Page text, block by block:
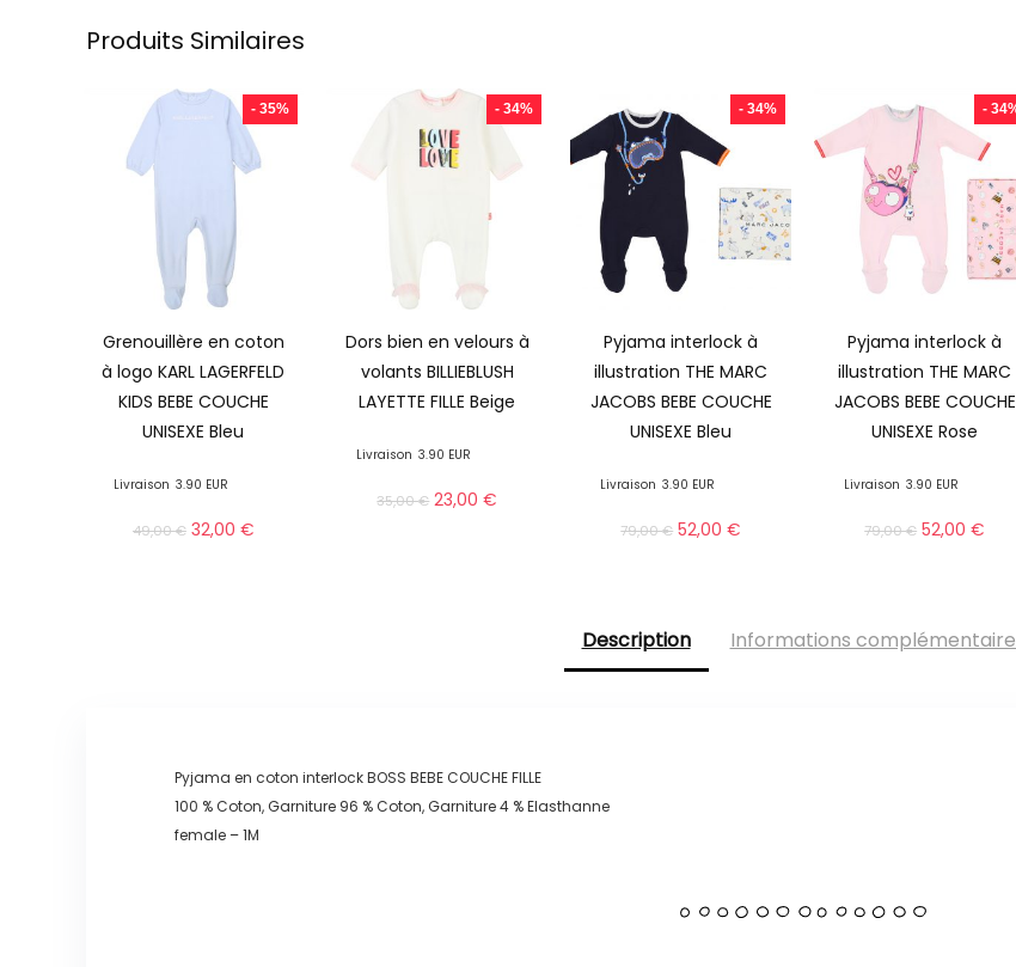
Produits Similaires
- 35%
Grenouillère en coton
à logo KARL LAGERFELD
KIDS BEBE COUCHE
UNISEXE Bleu
Livraison 3.90 EUR
49,00€ 32,00 €
- 34%
Dors bien en velours à
volants BILLIEBLUSH
LAYETTE FILLE Beige
Livraison 3.90 EUR
35,00€ 23,00€
- 34%
Pyjama interlock à
illustration THE MARC
JACOBS BEBE COUCHE
UNISEXE Bleu
Livraison 3.90 EUR
79,00€ 52,00€
-
Pyjama interlock à
illustration THE MARC
JACOBS BEBE COUCHE
UNISEXE Rose
Livraison 3.90 EUR
79,00€ 52,00€
Description Informations
Pyjama en coton interlock BOSS BEBE COUCHE FILLE
100 % Coton, Garniture 96 % Coton, Garniture 4 % Elasthanne
female – 1M